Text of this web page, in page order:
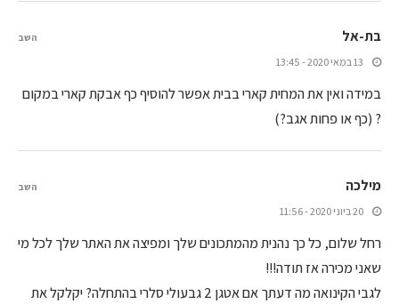
בת-אל
13 במאי 2020 - 13:45
במידה ואין את המחית קארי בבית אפשר להוסיף כף אבקת קארי במקום
? (כף או פחות אגב?)
השב
מילכה
20 ביוני 2020 - 11:56
רחל שלום, כל כך נהנית מהמתכונים שלך ומפיצה את האתר שלך לכל מי
שאני מכירה אז תודה!!!
לגבי הקינואה מה דעתך אם אטגן 2 גבעולי סלרי בהתחלה? יקלקל את
השב